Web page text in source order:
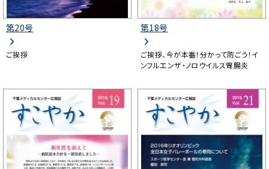
第20号
ご挨拶
第18号
ご挨拶、今が本番！分かって防ごう！イ
ンフルエンザ・ノロウイルス胃腸炎